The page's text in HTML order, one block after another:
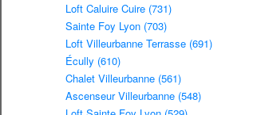
Loft Caluire Cuire (731)
Sainte Foy Lyon (703)
Loft Villeurbanne Terrasse (691)
Écully (610)
Chalet Villeurbanne (561)
Ascenseur Villeurbanne (548)